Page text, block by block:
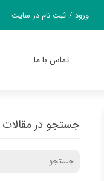
ورود / ثبت نام در سایت
تغییر گذر واژه
کاربری
تماس با ما
جستجو در مقالات